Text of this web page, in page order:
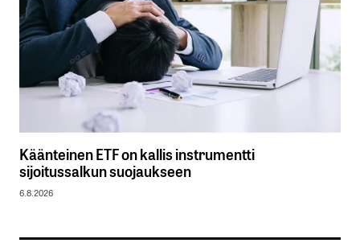
Käänteinen ETF on kallis instrumentti
sijoitussalkun suojaukseen
6.8.2026